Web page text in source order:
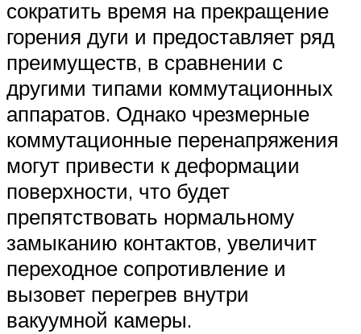
сократить время на прекращение
горения дуги и предоставляет ряд
преимуществ, в сравнении с
другими типами коммутационных
аппаратов. Однако чрезмерные
коммутационные перенапряжения
могут привести к деформации
поверхности, что будет
препятствовать нормальному
замыканию контактов, увеличит
переходное сопротивление и
вызовет перегрев внутри
вакуумной камеры.